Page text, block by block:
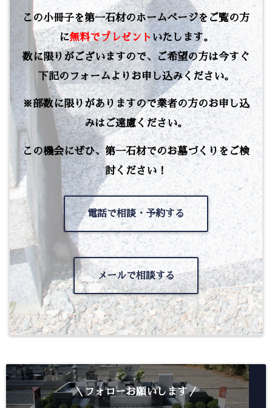
この小冊子を第一石材のホームページをご覧の方
に無料でプレゼントいたします。
数に限りがございますので、ご希望の方は今すぐ
下記のフォームよりお申し込みください。
※部数に限りがありますので業者の方のお申し込
みはご遠慮ください。
この機会にぜひ、第一石材でのお墓づくりをご検
討ください！
電話で相談・予約する
メールで相談する
＼フォローお願いします／